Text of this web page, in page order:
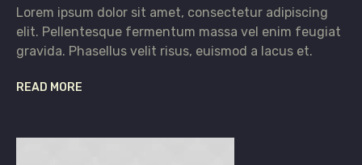
Lorem ipsum dolor sit amet, consectetur adipiscing
elit. Pellentesque fermentum massa vel enim feugiat
gravida. Phasellus velit risus, euismod a lacus et.
READ MORE